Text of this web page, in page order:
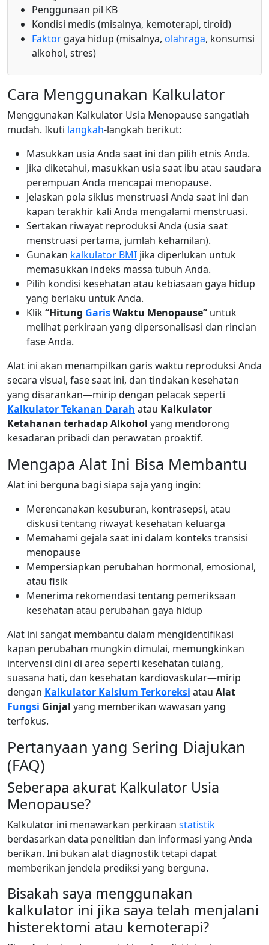
Penggunaan pil KB
Kondisi medis (misalnya, kemoterapi, tiroid)
Faktor gaya hidup (misalnya, olahraga, konsumsi
alkohol, stres)
Cara Menggunakan Kalkulator
Menggunakan Kalkulator Usia Menopause sangatlah
mudah. Ikuti langkah-langkah berikut:
Masukkan usia Anda saat ini dan pilih etnis Anda.
Jika diketahui, masukkan usia saat ibu atau saudara
perempuan Anda mencapai menopause.
Jelaskan pola siklus menstruasi Anda saat ini dan
kapan terakhir kali Anda mengalami menstruasi.
Sertakan riwayat reproduksi Anda (usia saat
menstruasi pertama, jumlah kehamilan).
Gunakan kalkulator BMI jika diperlukan untuk
memasukkan indeks massa tubuh Anda.
Pilih kondisi kesehatan atau kebiasaan gaya hidup
yang berlaku untuk Anda.
Klik“Hitung GarisWaktu Menopause” untuk
melihat perkiraan yang dipersonalisasi dan rincian
fase Anda.
Alat ini akan menampilkan garis waktu reproduksi Anda
secara visual, fase saat ini, dan tindakan kesehatan
yang disarankan—mirip dengan pelacak seperti
Kalkulator Tekanan Darah atau Kalkulator
Ketahanan terhadap Alkohol yang mendorong
kesadaran pribadi dan perawatan proaktif.
Mengapa Alat Ini Bisa Membantu
Alat ini berguna bagi siapa saja yang ingin:
Merencanakan kesuburan, kontrasepsi, atau
diskusi tentang riwayat kesehatan keluarga
Memahami gejala saat ini dalam konteks transisi
menopause
Mempersiapkan perubahan hormonal, emosional,
atau fisik
Menerima rekomendasi tentang pemeriksaan
kesehatan atau perubahan gaya hidup
Alat ini sangat membantu dalam mengidentifikasi
kapan perubahan mungkin dimulai, memungkinkan
intervensi dini di area seperti kesehatan tulang,
suasana hati, dan kesehatan kardiovaskular—mirip
dengan Kalkulator Kalsium Terkoreksi atau Alat
Fungsi Ginjal yang memberikan wawasan yang
terfokus.
Pertanyaan yang Sering Diajukan
(FAQ)
Seberapa akurat Kalkulator Usia
Menopause?
Kalkulator ini menawarkan perkiraan statistik
berdasarkan data penelitian dan informasi yang Anda
berikan. Ini bukan alat diagnostik tetapi dapat
memberikan jendela prediksi yang berguna.
Bisakah saya menggunakan
kalkulator ini jika saya telah menjalani
histerektomi atau kemoterapi?